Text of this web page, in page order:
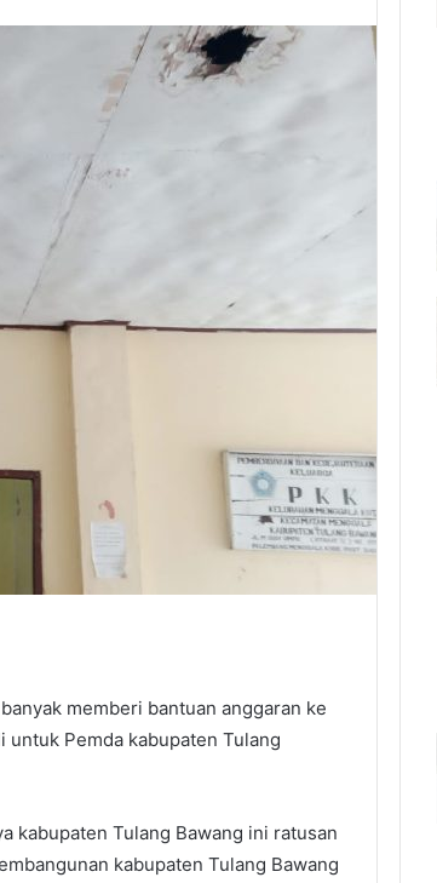
memberi bantuan anggaran ke
Pemda kabupaten Tulang
kabupaten Tulang Bawang ini ratusan
kabupaten Tulang Bawang